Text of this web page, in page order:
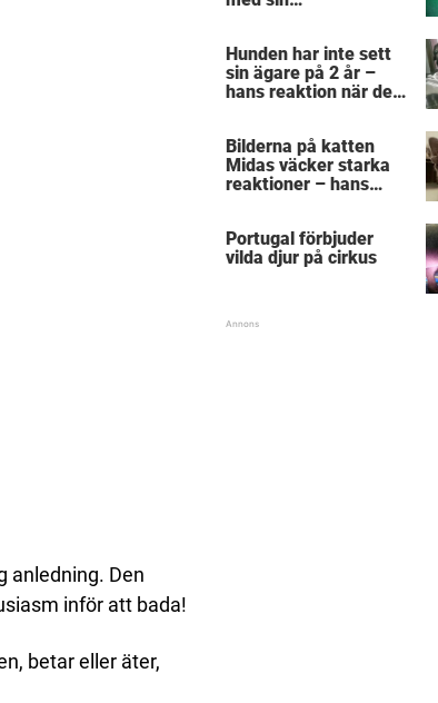
anledning. Den
inför att bada!
betar eller äter,
Hunden har inte sett
sin ägare på 2 år –
hans reaktion när de
Bilderna på katten
Midas väcker starka
reaktioner – hans
Portugal förbjuder
vilda djur på cirkus